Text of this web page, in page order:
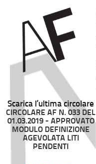
Scarica l’ultima circolare
CIRCOLARE AF N. 033 DEL
01.03.2019 - APPROVATO
MODULO DEFINIZIONE
AGEVOLATA LITI
PENDENTI